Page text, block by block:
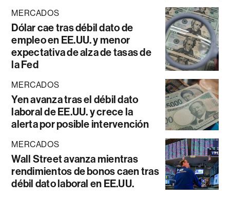
MERCADOS
Dólar cae tras débil dato de
empleo en EE.UU. y menor
expectativa de alza de tasas de
la Fed
MERCADOS
Yen avanza tras el débil dato
laboral de EE.UU. y crece la
alerta por posible intervención
MERCADOS
Wall Street avanza mientras
rendimientos de bonos caen tras
débil dato laboral en EE.UU.